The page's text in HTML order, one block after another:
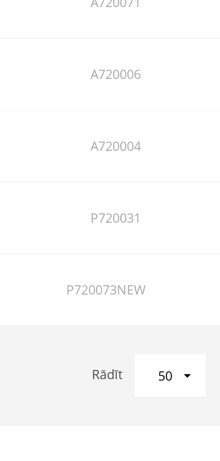
A720006
A720004
P720031
P720073NEW
Rādīt 50